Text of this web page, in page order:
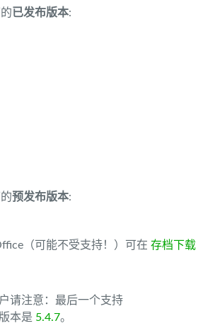
已发布版本:
预发布版本:
（可能不受支持！）可在 存档下载
请注意：最后一个支持
本是 5.4.7。